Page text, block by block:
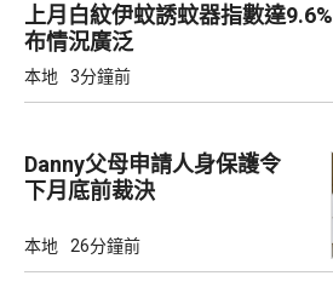
上月白紋伊蚊誘蚊器指數達9.6% 食環署指蚊子分
布情況廣泛
本地 3分鐘前
Danny父母申請人身保護令
下月底前裁決
本地 26分鐘前